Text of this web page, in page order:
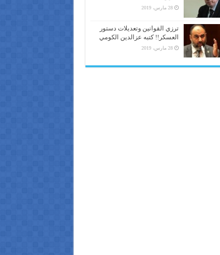
28 مارس، 2019
ترزي القوانين وتعديلات دستور
العسكر!! كتبه عزالدين الكومي
28 مارس، 2019